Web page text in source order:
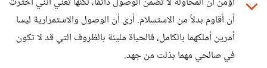
أن أقاوم بدلاً من الاستسلام. أرى أن الوصول والاستمرارية ليسا
أمرين أملكهما بالكامل، فالحياة مليئة بالظروف التي قد لا تكون
في صالحي مهما بذلت من جهد.